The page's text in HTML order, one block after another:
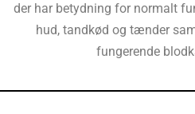
der har betydning for normalt
hud, tandkød og tænder
fungerende